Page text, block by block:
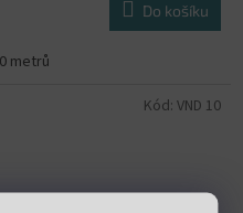
Do košíku
metrů
Kód: VND 10